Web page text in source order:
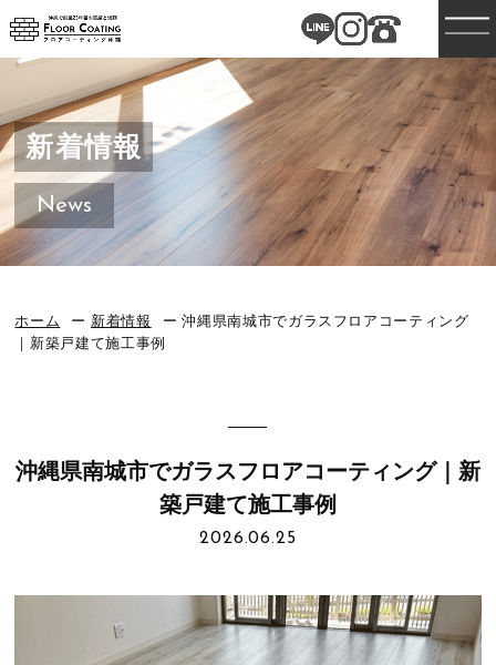
新着情報
News
ホーム 新着情報
沖縄県南城市でガラスフロアコーティング
｜新築戸建て施工事例
沖縄県南城市でガラスフロアコーティング｜新
築戸建て施工事例
2026.06.25